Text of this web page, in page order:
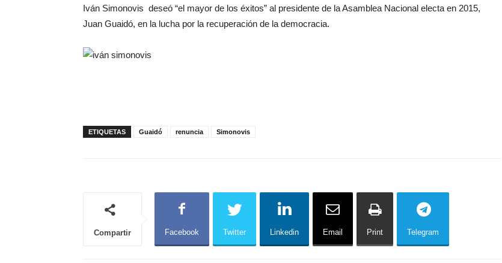
Iván Simonovis deseó “el mayor de los éxitos” al presidente de la Asamblea Nacional electa en 2015,
Juan Guaidó, en la lucha por la recuperación de la democracia.
ETIQUETAS Guaidó renuncia Simonovis
Compartir Facebook Twitter Linkedin Email Print Telegram